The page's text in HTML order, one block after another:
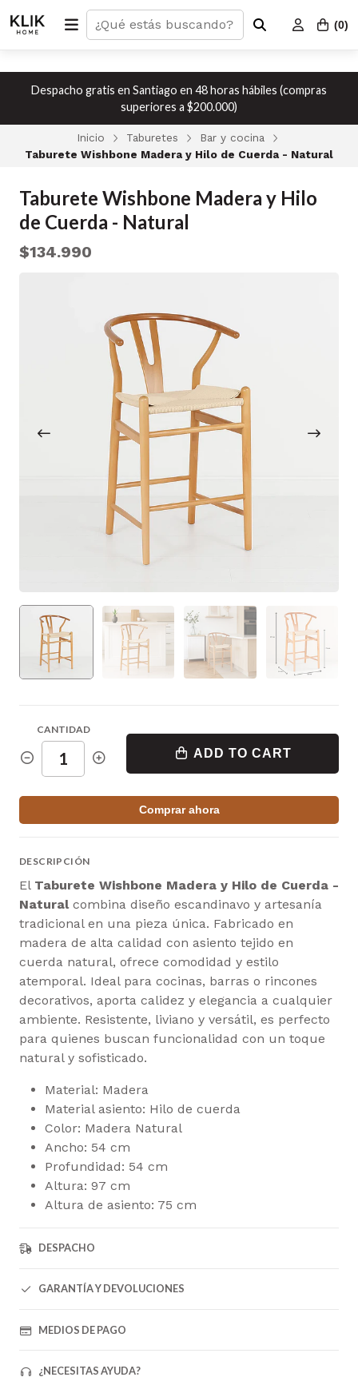
(0)
Despacho gratis en Santiago en 48 horas hábiles (compras
superiores a $200.000)
Inicio Taburetes
Bar y cocina
Taburete Wishbone Madera y Hilo de Cuerda - Natural
Taburete Wishbone Madera y Hilo
de Cuerda - Natural
$134.990
CANTIDAD
ADD TO CART
Comprar ahora
DESCRIPCIÓN
El Taburete Wishbone Madera y Hilo de Cuerda -
Naturalcombina diseño escandinavo y artesanía
tradicional en una pieza única. Fabricado en
madera de alta calidad con asiento tejido en
cuerda natural, ofrece comodidad y estilo
atemporal. Ideal para cocinas, barras o rincones
decorativos, aporta calidez y elegancia a cualquier
ambiente. Resistente, liviano y versátil, es perfecto
para quienes buscan funcionalidad con un toque
natural y sofisticado.
Material: Madera
Material asiento: Hilo de cuerda
Color: Madera Natural
Ancho: 54 cm
Profundidad: 54 cm
Altura: 97 cm
Altura de asiento: 75 cm
DESPACHO
GARANTÍA Y DEVOLUCIONES
MEDIOS DE PAGO
¿NECESITAS AYUDA?